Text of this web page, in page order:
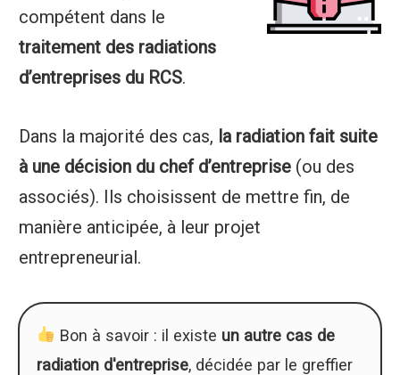
compétent dans le
traitement des radiations
d’entreprises du RCS.
Dans la majorité des cas, la radiation fait suite
à une décision du chef d’entreprise (ou des
associés). Ils choisissent de mettre fin, de
manière anticipée, à leur projet
entrepreneurial.
Bon à savoir : il existe un autre cas de
radiation d'entreprise, décidée par le greffier